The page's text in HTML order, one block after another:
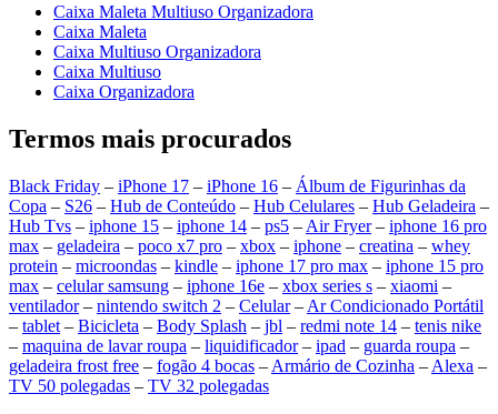
Caixa Maleta Multiuso Organizadora
Caixa Maleta
Caixa Multiuso Organizadora
Caixa Multiuso
Caixa Organizadora
Termos mais procurados
Black Friday – iPhone 17 – iPhone 16 – Álbum de Figurinhas da
Copa – S26 – Hub de Conteúdo – Hub Celulares – Hub Geladeira –
Hub Tvs – iphone 15 – iphone 14 – ps5 – Air Fryer– iphone 16 pro
max – geladeira – poco x7 pro – xbox – iphone – creatina – whey
protein – microondas – kindle – iphone 17 pro max – iphone 15 pro
max – celular samsung – iphone 16e – xbox series s – xiaomi –
ventilador– nintendo switch 2 – Celular– Ar Condicionado Portátil
– tablet – Bicicleta – Body Splash – jbl – redmi note 14 – tenis nike
– maquina de lavar roupa – liquidificador– ipad – guarda roupa –
geladeira frost free – fogão 4 bocas – Armário de Cozinha – Alexa –
TV 50 polegadas – TV 32 polegadas